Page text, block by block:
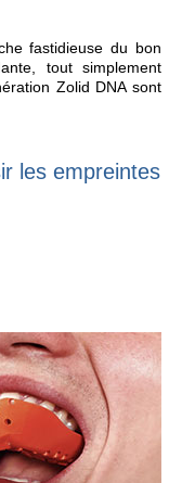
fastidieuse du bon
tout simplement
Zolid DNA sont
les empreintes